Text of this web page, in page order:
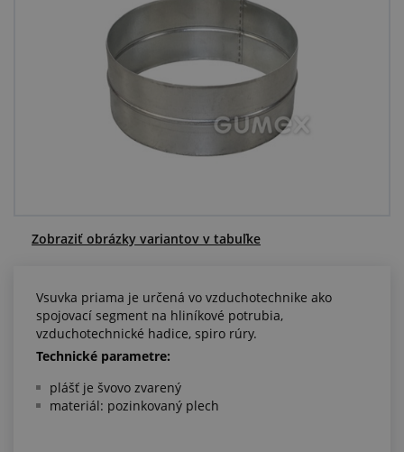
Dopravníkové pásy a montáž
Lepšie pracovné prostredie
Ďalšie gumové a plastové výrobky
O nás a kariéra
Zobraziť obrázky variantov v tabuľke
Vsuvka priama je určená vo vzduchotechnike ako
spojovací segment na hliníkové potrubia,
vzduchotechnické hadice, spiro rúry.
Technické parametre:
plášť je švovo zvarený
materiál: pozinkovaný plech